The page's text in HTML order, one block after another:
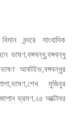
বন্দরে সাংবাদিক
ভাষণ,বঙ্গবন্ধু,বঙ্গবন্ধু
ভাষণ আর্কাইভ,বঙ্গবন্ধুর
,ভাষণ,শেখ মুজিবুর
ভ্রমণ,২৫ অক্টোবর